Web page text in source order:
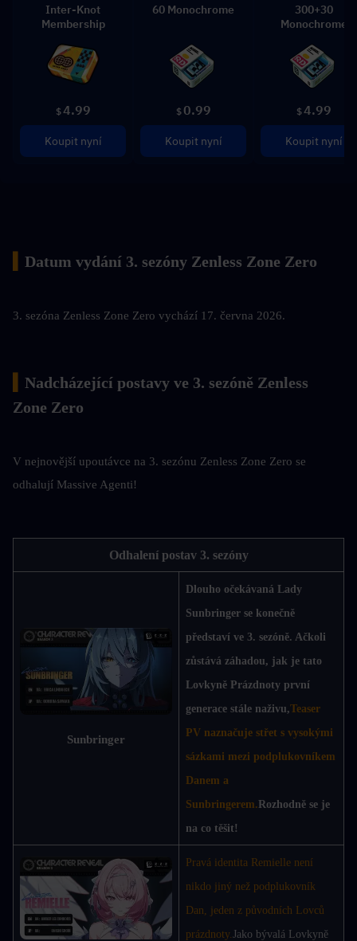
Inter-Knot
Membership
$4.99
Koupit nyní
60 Monochrome
$ 0.99
Koupit nyní
300+30
Monochrome
$4.99
Koupit nyní
Datum vydání 3. sezóny Zenless Zone Zero
3. sezóna Zenless Zone Zero vychází 17. června 2026.
Nadcházející postavy ve 3. sezóně Zenless
Zone Zero
V nejnovější upoutávce na 3. sezónu Zenless Zone Zero se
odhalují Massive Agenti!
Odhalení postav 3. sezóny
Sunbringer
Dlouho očekávaná Lady
Sunbringer se konečně
představí ve 3. sezóně. Ačkoli
zůstává záhadou, jak je tato
Lovkyně Prázdnoty první
generace stále naživu,Teaser
PV naznačuje střet s vysokými
sázkami mezi podplukovníkem
Danem a
Sunbringerem.Rozhodně se je
na co těšit!
Pravá identita Remielle není
nikdo jiný než podplukovník
Dan, jeden z původních Lovců
prázdnoty.Jako bývalá Lovkyně